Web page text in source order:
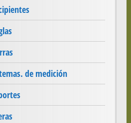
de medición